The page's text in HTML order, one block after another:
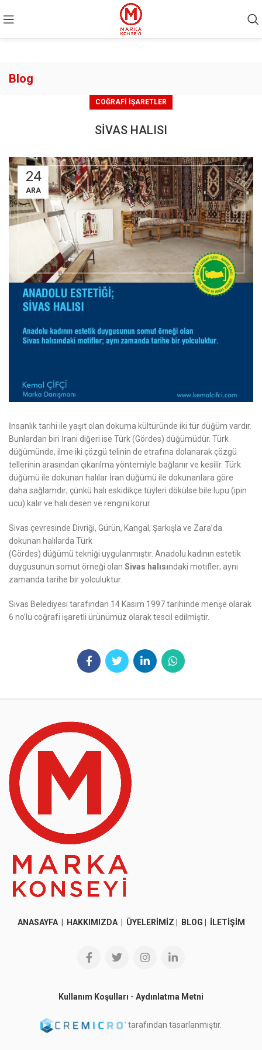
Blog
COĞRAFI İŞARETLER
SİVAS HALISI
24
ARA
İnsanlık tarihi ile yaşıt olan dokuma kültüründe iki tür düğüm vardır.
Bunlardan biri İrani diğeri ise Türk (Gördes) düğümüdür. Türk
düğümünde, ilme iki çözgü telinin de etrafına dolanarak çözgü
tellerinin arasından çıkarılma yöntemiyle bağlanır ve kesilir. Türk
düğümü ile dokunan halılar İran düğümü ile dokunanlara göre
daha sağlamdır; çünkü halı eskidikçe tüyleri dökülse bile lupu (ipin
ucu) kalır ve halı desen ve rengini korur.
Sivas çevresinde Divriği, Gürün, Kangal, Şarkışla ve Zara’da
dokunan halılarda Türk
(Gördes) düğümü tekniği uygulanmıştır. Anadolu kadının estetik
duygusunun somut örneği olan Sivas halısındaki motifler; aynı
zamanda tarihe bir yolculuktur.
Sivas Belediyesi tarafından 14 Kasım 1997 tarihinde menşe olarak
6 no’lu coğrafi işaretli ürünümüz olarak tescil edilmiştir.
ANASAYFA HAKKIMIZDA| ÜYELERİMİZ BLOG İLETİŞİM
Kullanım Koşulları - Aydınlatma Metni
tarafından tasarlanmıştır.